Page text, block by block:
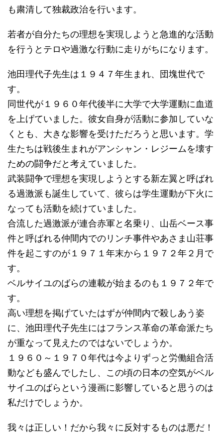
も粛清して独裁政治を行います。
若者が自分たちの理想を実現しようと急進的な活動
を行うとテロや過激な行動に走りがちになります。
池田理代子先生は１９４７年生まれ、団塊世代で
す。
同世代が１９６０年代後半に大学で大学運動に血道
を上げていました。彼女自身が活動に参加していな
くとも、大きな影響を受けただろうと思います。学
生たちは戦後生まれがアンシャン・レジームを壊す
ための闘争だと考えていました。
武装闘争で理想を実現しようとする新左翼と呼ばれ
る過激派も誕生していて、彼らは学生運動が下火に
なっても活動を続けていました。
合流した過激派が連合赤軍と名乗り、山岳ベース事
件と呼ばれる仲間内でのリンチ事件やあさま山荘事
件を起こすのが１９７１年末から１９７２年２月で
す。
ベルサイユのばらの連載が始まるのも１９７２年で
す。
高い理想を掲げていたはずが仲間内で殺しあう姿
に、池田理代子先生にはフランス革命の革命派たち
が重なって見えたのではないでしょうか。
１９６０～１９７０年代は今よりずっと労働組合活
動なども盛んでしたし、この頃の日本の空気がベル
サイユのばらという漫画に影響していると思うのは
私だけでしょうか。
我々は正しい！だから我々に反対するものは悪だ！